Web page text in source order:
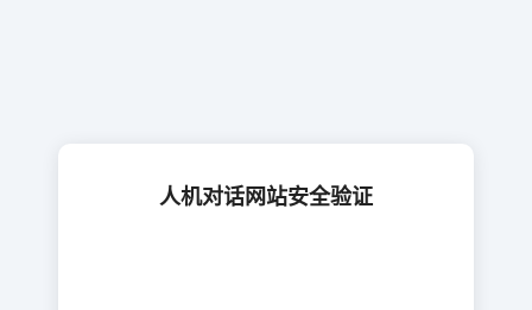
人机对话网站安全验证